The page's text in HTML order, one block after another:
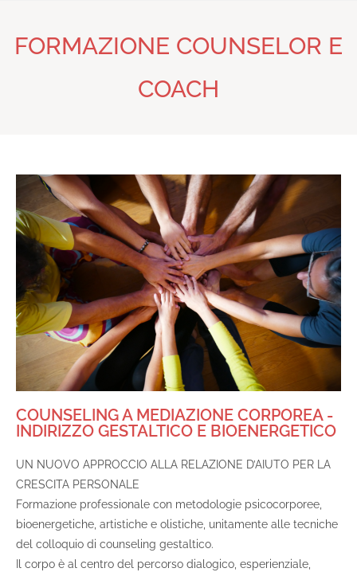
FORMAZIONE COUNSELOR E
COACH
COUNSELING A MEDIAZIONE CORPOREA -
INDIRIZZO GESTALTICO E BIOENERGETICO
UN NUOVO APPROCCIO ALLA RELAZIONE D’AIUTO PER LA
CRESCITA PERSONALE
Formazione professionale con metodologie psicocorporee,
bioenergetiche, artistiche e olistiche, unitamente alle tecniche
del colloquio di counseling gestaltico.
Il corpo è al centro del percorso dialogico, esperienziale,